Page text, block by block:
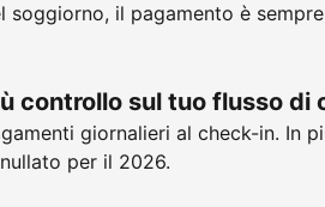
soggiorno, il pagamento è
controllo sul tuo flusso di
giornalieri al check-in. In
per il 2026.